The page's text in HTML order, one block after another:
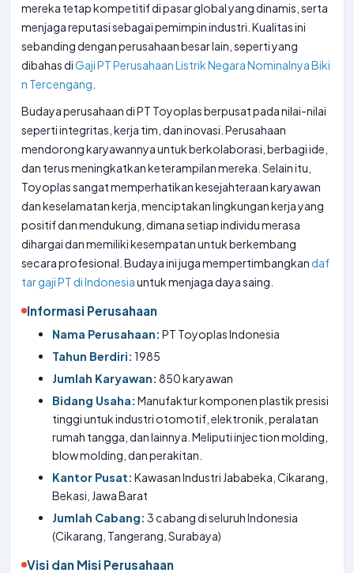
mereka tetap kompetitif di pasar global yang dinamis, serta
menjaga reputasi sebagai pemimpin industri. Kualitas ini
sebanding dengan perusahaan besar lain, seperti yang
dibahas diGaji PT Perusahaan Listrik Negara Nominalnya Biki
n Tercengang
Budaya perusahaan di PT Toyoplas berpusat pada nilai-nilai
seperti integritas, kerja tim, dan inovasi. Perusahaan
mendorong karyawannya untuk berkolaborasi, berbagi ide,
dan terus meningkatkan keterampilan mereka. Selain itu,
Toyoplas sangat memperhatikan kesejahteraan karyawan
dan keselamatan kerja, menciptakan lingkungan kerja yang
positif dan mendukung, dimana setiap individu merasa
dihargai dan memiliki kesempatan untuk berkembang
secara profesional. Budaya ini juga mempertimbangkan daf
tar gaji PT di Indonesiauntuk menjaga daya saing.
Informasi Perusahaan
Nama Perusahaan: PT Toyoplas Indonesia
Tahun Berdiri: 1985
Jumlah Karyawan: 850 karyawan
Bidang Usaha: Manufaktur komponen plastik presisi
tinggi untuk industri otomotif, elektronik, peralatan
rumah tangga, dan lainnya. Meliputi injection molding,
blow molding, dan perakitan.
Kantor Pusat: Kawasan Industri Jababeka, Cikarang,
Bekasi, Jawa Barat
Jumlah Cabang: 3 cabang di seluruh Indonesia
(Cikarang, Tangerang, Surabaya)
Visi dan Misi Perusahaan